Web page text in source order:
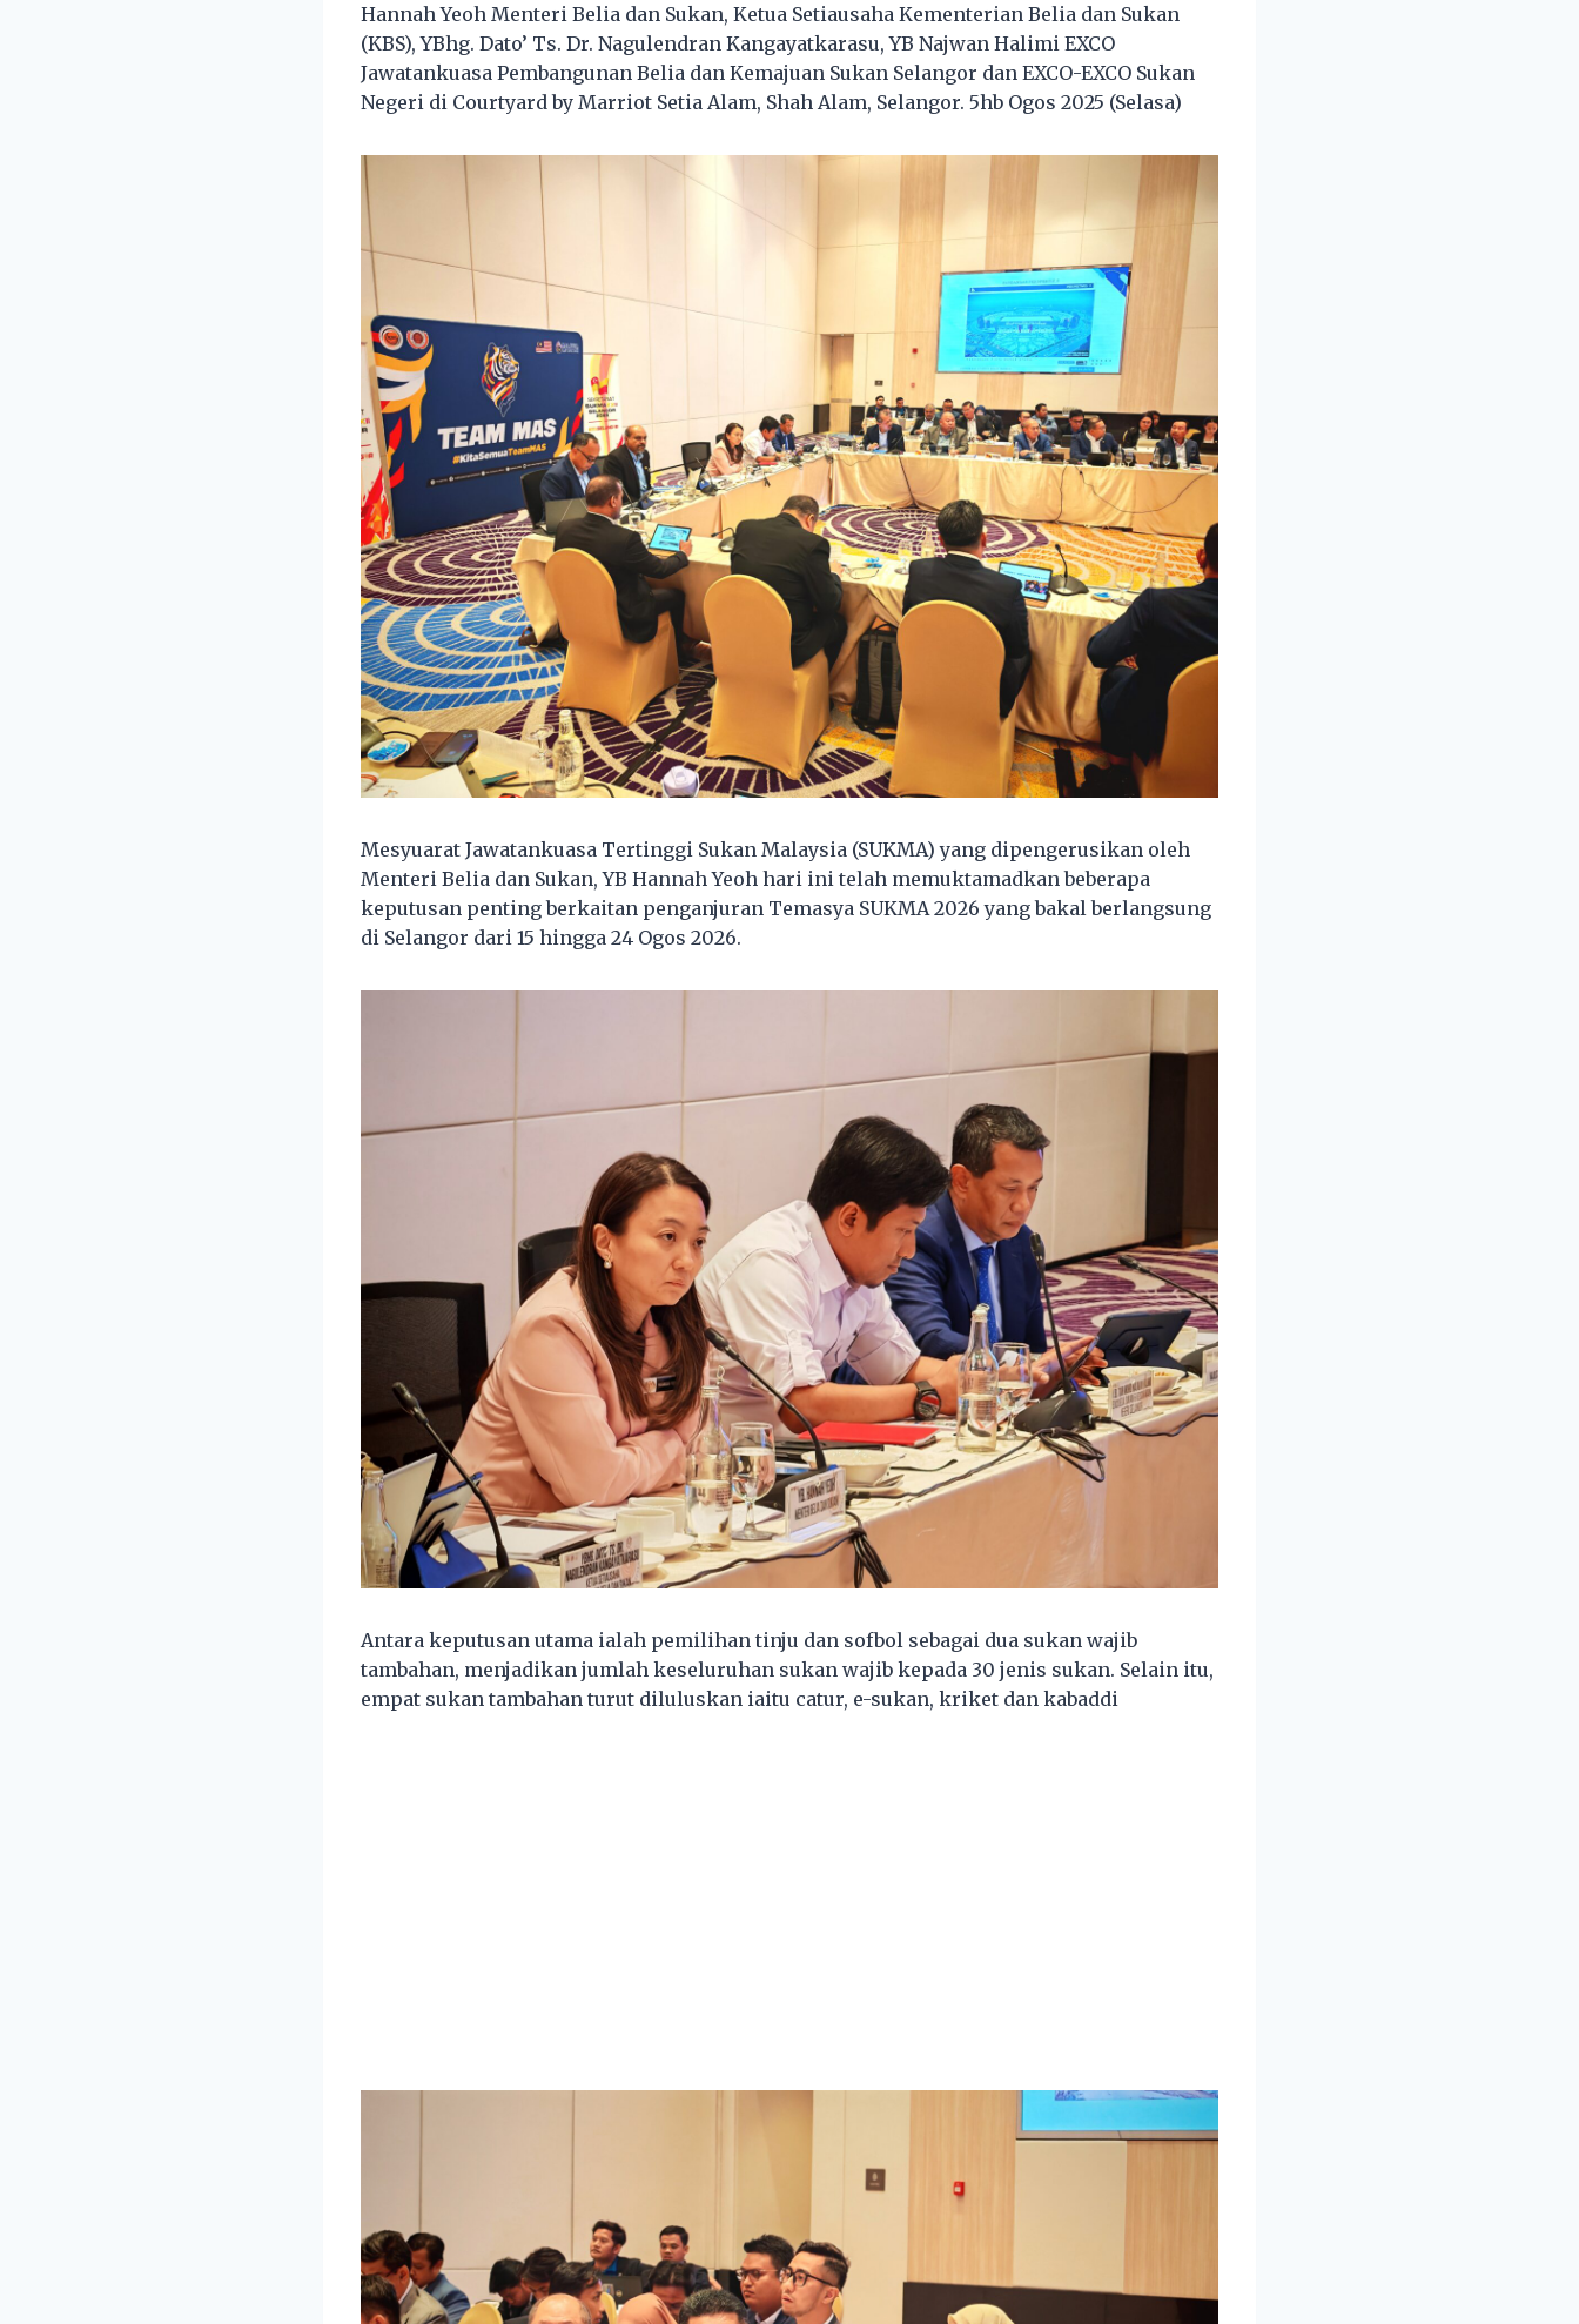
Hannah Yeoh Menteri Belia dan Sukan, Ketua Setiausaha Kementerian Belia dan Sukan
(KBS), YBhg. Dato’ Ts. Dr. Nagulendran Kangayatkarasu, YB Najwan Halimi EXCO
Jawatankuasa Pembangunan Belia dan Kemajuan Sukan Selangor dan EXCO-EXCO Sukan
Negeri di Courtyard by Marriot Setia Alam, Shah Alam, Selangor. 5hb Ogos 2025 (Selasa)
Mesyuarat Jawatankuasa Tertinggi Sukan Malaysia (SUKMA) yang dipengerusikan oleh
Menteri Belia dan Sukan, YB Hannah Yeoh hari ini telah memuktamadkan beberapa
keputusan penting berkaitan penganjuran Temasya SUKMA 2026 yang bakal berlangsung
di Selangor dari 15 hingga 24 Ogos 2026.
Antara keputusan utama ialah pemilihan tinju dan sofbol sebagai dua sukan wajib
tambahan, menjadikan jumlah keseluruhan sukan wajib kepada 30 jenis sukan. Selain itu,
empat sukan tambahan turut diluluskan iaitu catur, e-sukan, kriket dan kabaddi